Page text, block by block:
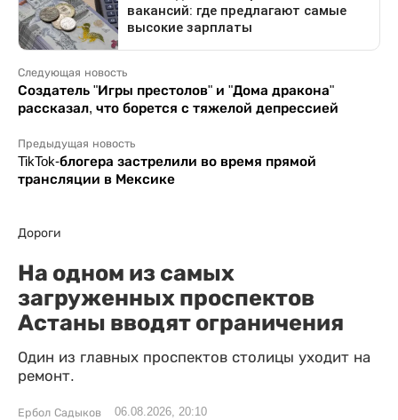
Следующая новость
Создатель "Игры престолов" и "Дома дракона"
рассказал, что борется с тяжелой депрессией
Предыдущая новость
TikTok-блогера застрелили во время прямой
трансляции в Мексике
Дороги
На одном из самых
загруженных проспектов
Астаны вводят ограничения
Один из главных проспектов столицы уходит на
ремонт.
Ербол Садыков 06.08.2026, 20:10